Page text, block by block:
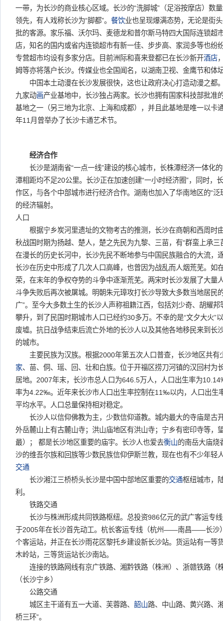
一带，为长沙的商业核心区域。长沙的“洗脚城”（足浴按摩店）数
领先，有人戏称长沙为“脚都”。 餐饮业也呈现爆满态势，无论是街头
批的客源。家乐福、沃尔玛、麦德龙和普尔斯马特四大国际连锁超
店，知名的国内或省内连锁超市有新一佳、步步高、家润多等也纷
专营超市均设有多家分店。目前洲际和喜来登都已在长沙新开酒店
姆等亦将落户长沙。传媒业也全国闻名，以湖南卫视、金鹰节和体
中国本土动漫在长沙发展很快，这也让政府决心打造动漫之都
九家动画产业基地中，长沙独占两家。长沙也拥有国家科技部批准
基地之一（另三地为北京、上海和成都），并且此基地是唯一以卡
年11月曾举办了长沙卡通艺术节。
经济合作
长沙是湖南省“一点一线”建设的核心城市，长株潭经济一体化
潭相距均不足20公里。长沙正在加速创建“一小时经济圈”，同时，
作区，与各个中部城市进行经济合作。湖南也加入了华南地区的“泛
的经济辐射。
人口
根据宁乡炭河里遗址的文物考古的推测，长沙在商朝和西周时
秋战国时期为扬越、楚人，楚之先民为九黎、三苗，有“群蛮上承三
在漫长的历史长河中，长沙先民不断地参与中国民族融合的大流
长沙在历史中形成了几次人口高峰，也曾因为战乱而人烟荒芜。如
荣，在末年的争权夺势的斗争中逐渐荒芜。两宋时长沙发展了大量
斗争失败后再次被屠城。明朝朱元璋攻打长沙导致大多数当地居民
广”。至今大多数土生的长沙人声称祖籍江西，包括刘少奇、胡耀
攀升，到了民国时期城市人口已经约30多万。不幸的是“文夕大火”
废墟。抗日战争结束后流亡外地的长沙人以及其他各地移民来到长
的城市。
主要民族为汉族。根据2000年第五次人口普查，长沙地区共有
家、苗、侗、瑶、回、壮和白族。位于开福区捞刀河镇的汉回村
居地。2007年末，长沙市总人口为646.5万人，人口出生率为
率为4.22‰。近年来长沙市人口出生率控制在11‰以内，人口出生
平均水平。人口总量保持相对稳定。
长沙人以信仰佛教为主，少数信仰道教。城内最大的寺庙是古
外岳麓山上有古麓山寺；洪山庙地区有洪山寺；宁乡有密印寺等，
最）； 都是长沙地区重要的庙宇。长沙人也爱去衡山的南岳大庙烧
沙的维吾尔族和回族等少数民族信仰伊斯兰教，现在也有不少年轻
交通
长沙湘江三桥桥头长沙是中国中部地区重要的交通枢纽城市，
利。
铁路交通
长沙与株洲形成共同铁路枢纽。总投资986亿元的武广客运
于2005年在长沙首先动工。杭长客运专线（杭州——南昌——长沙
个客运站，并正在长沙雨花区黎托乡建设新长沙站。货运站有一等
木岭站，三等货运站长沙南站。
连接的铁路网线有京广铁路、湘黔铁路（株洲）、浙赣铁路（
（长沙宁乡）
公路交通
城区主干道有五一大道、芙蓉路、 韶山路、中山路、黄兴路、
桥三环”。